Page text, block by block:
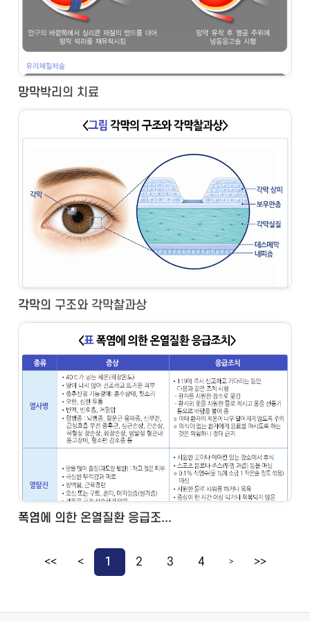
망막박리의 치료
각막의 구조와 각막찰과상
폭염에 의한 온열질환 응급조...
<< < 1 2 3 4 > >>